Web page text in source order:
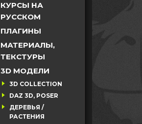
КУРСЫ НА
РУССКОМ
ПЛАГИНЫ
МАТЕРИАЛЫ,
ТЕКСТУРЫ
3D МОДЕЛИ
3D COLLECTION
DAZ 3D, POSER
ДЕРЕВЬЯ /
РАСТЕНИЯ